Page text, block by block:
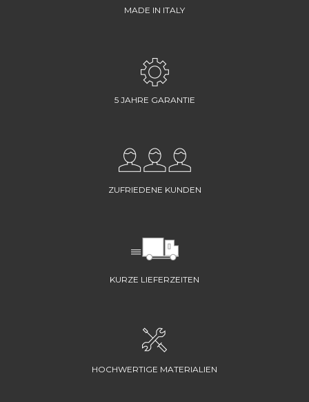
MADE IN ITALY
5 JAHRE GARANTIE
ZUFRIEDENE KUNDEN
KURZE LIEFERZEITEN
HOCHWERTIGE MATERIALIEN